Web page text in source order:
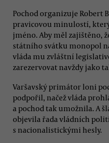
Pochod organizuje Robert
pravicovou minulostí,
jméno. Aby měl zajištěno,
státního svátku monopol
vláda mu zvláštní
zarezervovat navždy jako
Varšavský primátor loni
podpořil, načež vláda
a pochod tak umožnila. A
objevila řada vládních
s nacionalistickými hesly.